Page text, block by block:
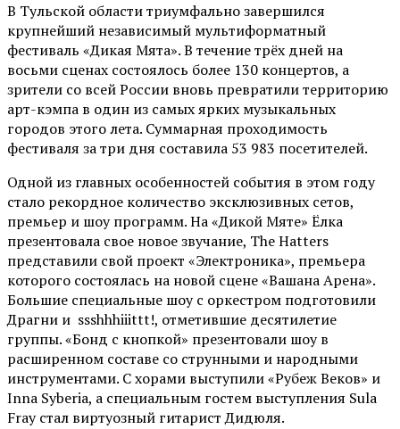
В Тульской области триумфально завершился
крупнейший независимый мультиформатный
фестиваль «Дикая Мята». В течение трёх дней на
восьми сценах состоялось более 130 концертов, а
зрители со всей России вновь превратили территорию
арт-кэмпа в один из самых ярких музыкальных
городов этого лета. Суммарная проходимость
фестиваля за три дня составила 53 983 посетителей.
Одной из главных особенностей события в этом году
стало рекордное количество эксклюзивных сетов,
премьер и шоу программ. На «Дикой Мяте» Ёлка
презентовала свое новое звучание, The Hatters
представили свой проект «Электроника», премьера
которого состоялась на новой сцене «Вашана Арена».
Большие специальные шоу с оркестром подготовили
Драгни и ssshhhiiittt!, отметившие десятилетие
группы. «Бонд с кнопкой» презентовали шоу в
расширенном составе со струнными и народными
инструментами. С хорами выступили «Рубеж Веков» и
Inna Syberia, а специальным гостем выступления Sula
Fray стал виртуозный гитарист Дидюля.